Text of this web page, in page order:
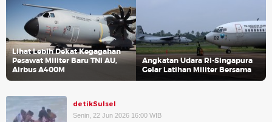
Lihat Lebih Dekat Kegagahan
Pesawat Militer Baru TNI AU,
Airbus A400M
Angkatan Udara RI-Singapura
Gelar Latihan Militer Bersama
detikSulsel
Senin, 22 Jun 2026 16:00 WIB